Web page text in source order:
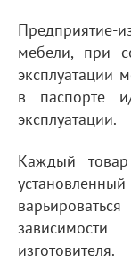
Предприятие-
мебели, при
эксплуатации
в паспорте
эксплуатации.
Каждый
изготовителя.